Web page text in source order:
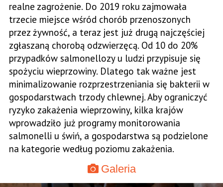
realne zagrożenie. Do 2019 roku zajmowała
trzecie miejsce wśród chorób przenoszonych
przez żywność, a teraz jest już drugą najczęściej
zgłaszaną chorobą odzwierzęcą. Od 10 do 20%
przypadków salmonellozy u ludzi przypisuje się
spożyciu wieprzowiny. Dlatego tak ważne jest
minimalizowanie rozprzestrzeniania się bakterii w
gospodarstwach trzody chlewnej. Aby ograniczyć
ryzyko zakażenia wieprzowiny, kilka krajów
wprowadziło już programy monitorowania
salmonelli u świń, a gospodarstwa są podzielone
na kategorie według poziomu zakażenia.
Galeria